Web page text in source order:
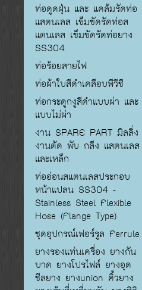
ท่อดูดฝุ่น และ แคล้มรัดท่อ
แสตนเลส เข็มขัดรัดท่อส
แตนเลส เข็มขัดรัดท่อยาง
SS304
ท่อร้อยสายไฟ
ท่อผ้าใบสีดำเคลือบพีวีซี
ท่อกระดูกงูสีดำแบบผ่า และ
แบบไม่ผ่า
งาน SPARE PART มิลลิ่ง
งานตัด พับ กลึง แสตนเลส
และเหล็ก
ท่ออ่อนสแตนเลสประกอบ
หน้าแปลน SS304 -
Stainless Steel Flexible
Hose (Flange Type)
ชุดอุปกรณ์เฟอร์รูล Ferrule
ยางรองแท่นเครื่อง ยางกัน
บาด ยางโปรไฟล์ ยางอุด
ซีลยาง ยางunion คิ้วยาง